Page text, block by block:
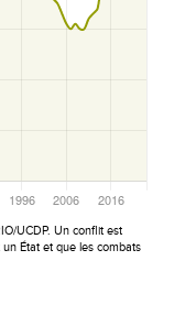
UCDP. Un conflit est
État et que les combats